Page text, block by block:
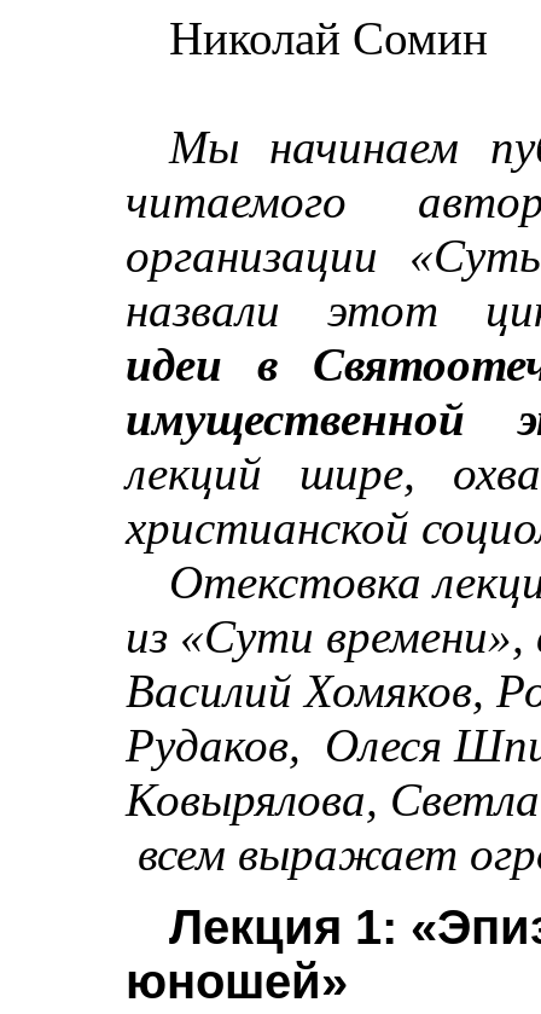
Николай Сомин
Мы начинаем
читаемого
организации
назвали этот
идеи в
имущественной
лекций шире,
христианской
Отекстовка
из «Сути
Василий Хомяков,
Рудаков, Олеся
Ковырялова,
всем выражает
Лекция 1:
юношей»